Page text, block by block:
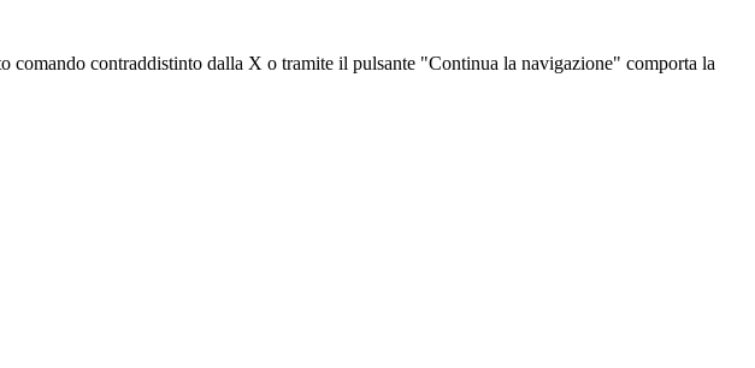
comando contraddistinto dalla X o tramite il pulsante "Continua la navigazione" comporta la